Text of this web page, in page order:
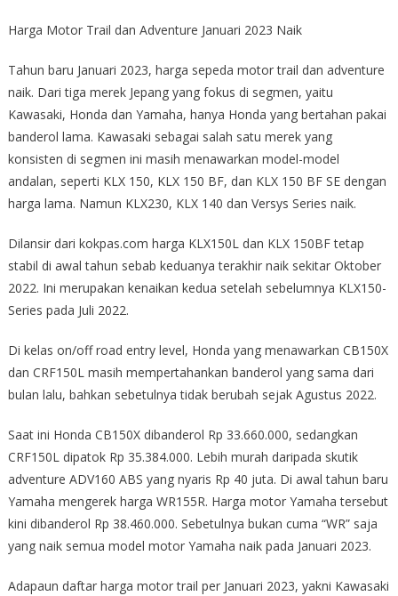
Harga Motor Trail dan Adventure Januari 2023 Naik
Tahun baru Januari 2023, harga sepeda motor trail dan adventure
naik. Dari tiga merek Jepang yang fokus di segmen, yaitu
Kawasaki, Honda dan Yamaha, hanya Honda yang bertahan pakai
banderol lama. Kawasaki sebagai salah satu merek yang
konsisten di segmen ini masih menawarkan model-model
andalan, seperti KLX 150, KLX 150 BF, dan KLX 150 BF SE dengan
harga lama. Namun KLX230, KLX 140 dan Versys Series naik.
Dilansir dari kokpas.com harga KLX150L dan KLX 150BF tetap
stabil di awal tahun sebab keduanya terakhir naik sekitar Oktober
2022. Ini merupakan kenaikan kedua setelah sebelumnya KLX150-
Series pada Juli 2022.
Di kelas on/off road entry level, Honda yang menawarkan CB150X
dan CRF150L masih mempertahankan banderol yang sama dari
bulan lalu, bahkan sebetulnya tidak berubah sejak Agustus 2022.
Saat ini Honda CB150X dibanderol Rp 33.660.000, sedangkan
CRF150L dipatok Rp 35.384.000. Lebih murah daripada skutik
adventure ADV160 ABS yang nyaris Rp 40 juta. Di awal tahun baru
Yamaha mengerek harga WR155R. Harga motor Yamaha tersebut
kini dibanderol Rp 38.460.000. Sebetulnya bukan cuma “WR” saja
yang naik semua model motor Yamaha naik pada Januari 2023.
Adapaun daftar harga motor trail per Januari 2023, yakni Kawasaki